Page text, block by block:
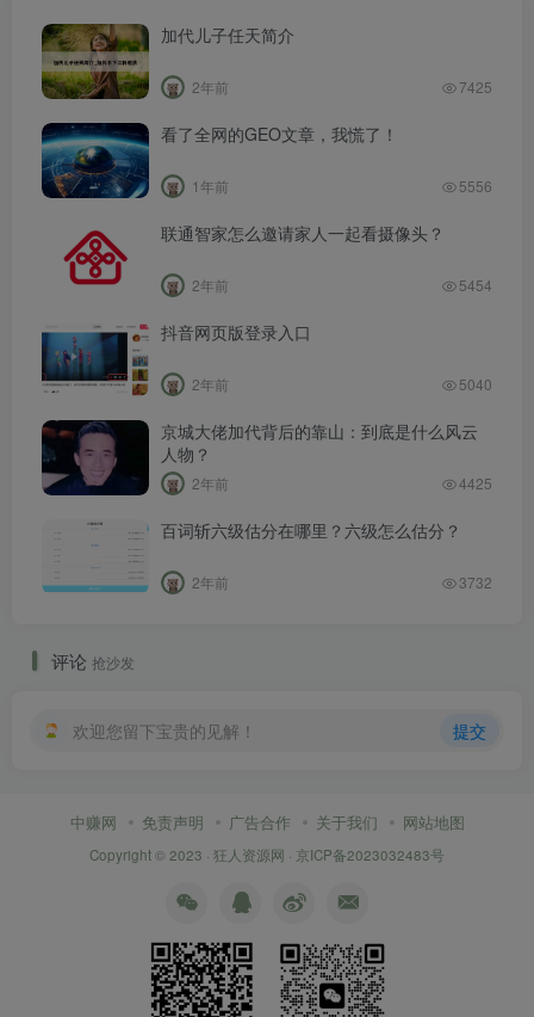
加代儿子任天简介
2年前 7425
看了全网的GEO文章，我慌了！
1年前 5556
联通智家怎么邀请家人一起看摄像头？
2年前 5454
抖音网页版登录入口
2年前 5040
京城大佬加代背后的靠山：到底是什么风云
人物？
2年前 4425
百词斩六级估分在哪里？六级怎么估分？
2年前 3732
评论 抢沙发
欢迎您留下宝贵的见解！ 提交
中赚网 免责声明 广告合作 关于我们 网站地图
Copyright © 2023 · 狂人资源网 · 京ICP备2023032483号